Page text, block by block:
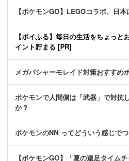
【ポケモンGO】LEGOコラボ、日
【ポイふる】毎日の生活をちょっと
イント貯まる [PR]
メガバシャーモレイド対策おすすめ
ポケモンで人間側は「武器」で対抗
か？
ポケモンのNN ってどういう感じで
【ポケモンGO】「夏の遠足タイム